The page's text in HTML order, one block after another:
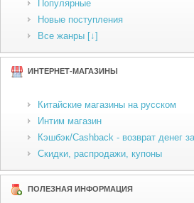
Популярные
Новые поступления
Все жанры [↓]
ИНТЕРНЕТ-МАГАЗИНЫ
Китайские магазины на русском
Интим магазин
Кэшбэк/Cashback - возврат денег
Скидки, распродажи, купоны
ПОЛЕЗНАЯ ИНФОРМАЦИЯ